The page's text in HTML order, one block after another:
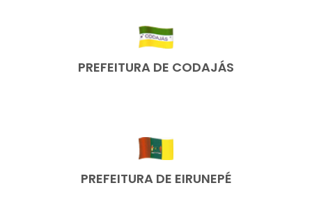
PREFEITURA DE CODAJÁS
PREFEITURA DE EIRUNEPÉ